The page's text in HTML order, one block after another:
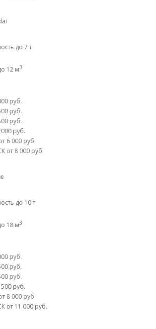
до 7 т
12 м3
руб.
руб.
руб.
000 руб.
6 000 руб.
от 8 000 руб.
до 10 т
18 м3
руб.
руб.
руб.
500 руб.
8 000 руб.
от 11 000 руб.